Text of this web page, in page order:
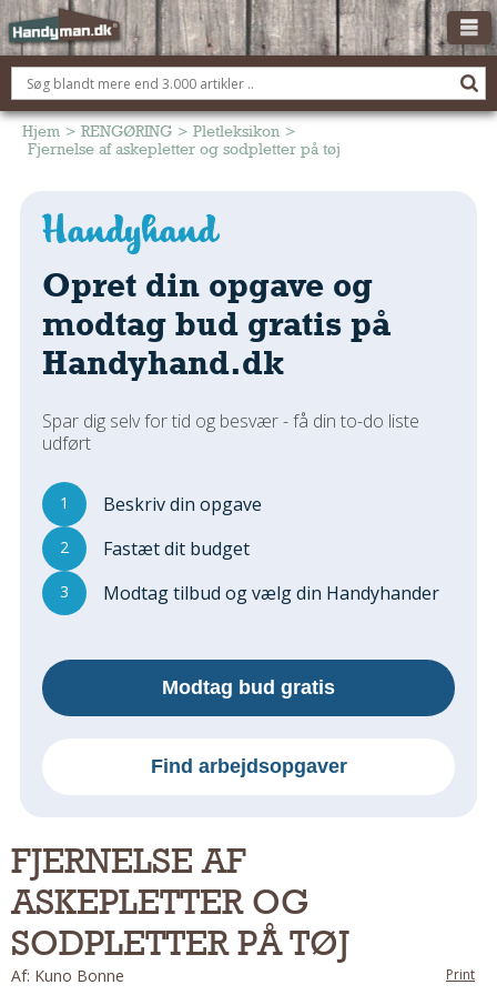
OM HANDYMAN.DK
FÅ 3 TILBUD
ANNONCERING
TØMRER/SNEDKER
Montage Og Nybyg
Reparation Og Vedligehold
Alt Om Køkkenet
Om Materialer
Andet
Regler Og Love
Udskiftning Og Montage
Om Materialer
Tips Og Tests
Montage Og Udskiftning
Reparation Og Vedligehold
Udendørs
Kan Det Males?
Hjem > RENGØRING > Pletleksikon >
Fjernelse af askepletter og sodpletter på tøj
Opret din opgave og
modtag bud gratis på
Handyhand.dk
Spar dig selv for tid og besvær - få din to-do liste
udført
1 Beskriv din opgave
2 Fastæt dit budget
3 Modtag tilbud og vælg din Handyhander
Modtag bud gratis
Find arbejdsopgaver
FJERNELSE AF
ASKEPLETTER OG
SODPLETTER PÅ TØJ
Af: Kuno Bonne Print